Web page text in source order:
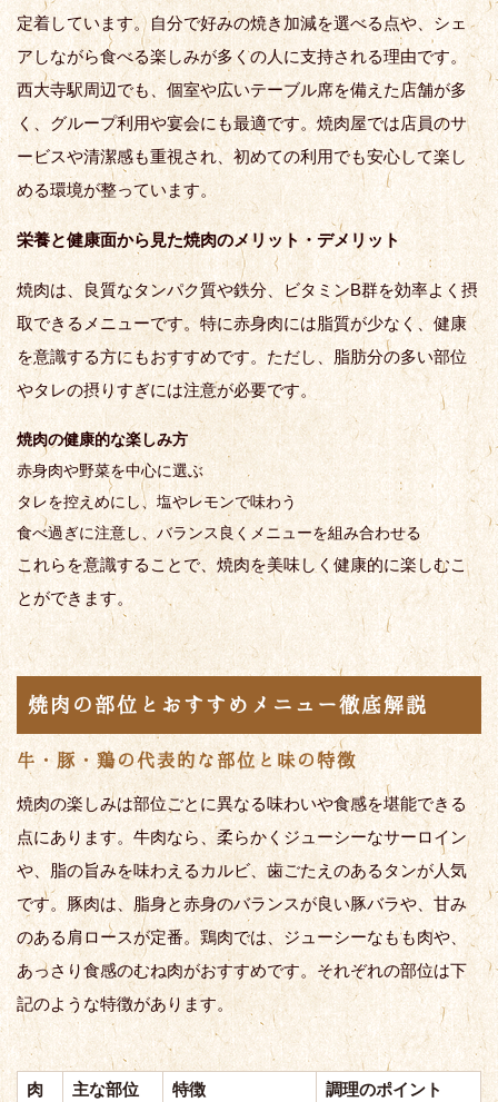
定着しています。自分で好みの焼き加減を選べる点や、シェ
アしながら食べる楽しみが多くの人に支持される理由です。
西大寺駅周辺でも、個室や広いテーブル席を備えた店舗が多
く、グループ利用や宴会にも最適です。焼肉屋では店員のサ
ービスや清潔感も重視され、初めての利用でも安心して楽し
める環境が整っています。
栄養と健康面から見た焼肉のメリット・デメリット
焼肉は、良質なタンパク質や鉄分、ビタミンB群を効率よく摂
取できるメニューです。特に赤身肉には脂質が少なく、健康
を意識する方にもおすすめです。ただし、脂肪分の多い部位
やタレの摂りすぎには注意が必要です。
焼肉の健康的な楽しみ方
赤身肉や野菜を中心に選ぶ
タレを控えめにし、塩やレモンで味わう
食べ過ぎに注意し、バランス良くメニューを組み合わせる
これらを意識することで、焼肉を美味しく健康的に楽しむこ
とができます。
焼肉の部位とおすすめメニュー徹底解説
牛・豚・鶏の代表的な部位と味の特徴
焼肉の楽しみは部位ごとに異なる味わいや食感を堪能できる
点にあります。牛肉なら、柔らかくジューシーなサーロイン
や、脂の旨みを味わえるカルビ、歯ごたえのあるタンが人気
です。豚肉は、脂身と赤身のバランスが良い豚バラや、甘み
のある肩ロースが定番。鶏肉では、ジューシーなもも肉や、
あっさり食感のむね肉がおすすめです。それぞれの部位は下
記のような特徴があります。
肉
主な部位 特徴 調理のポイント